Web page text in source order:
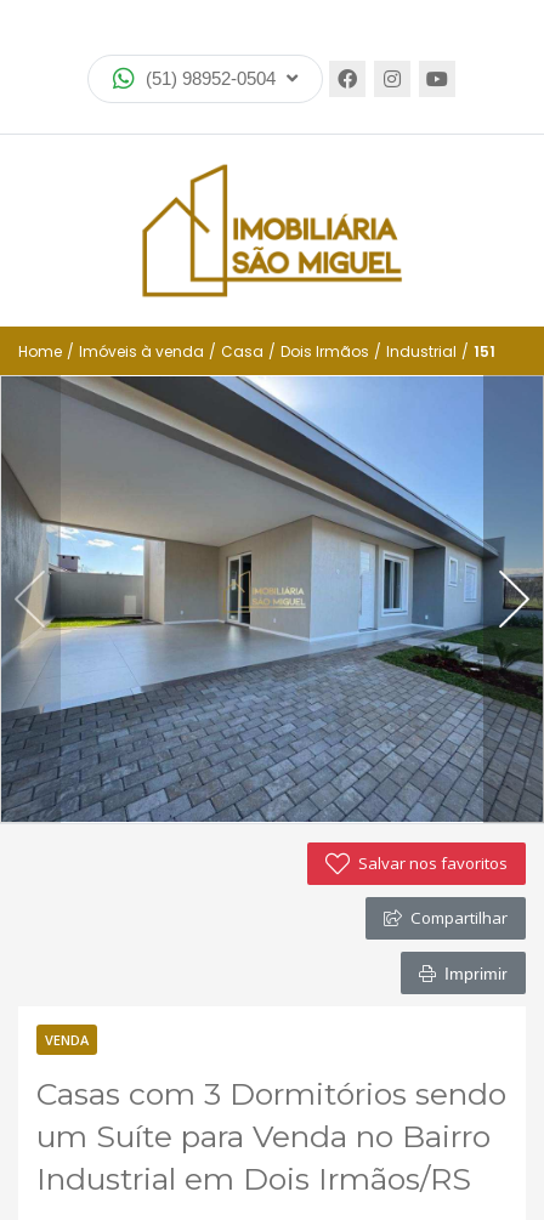
(51) 98952-0504
Imóveis
Encomende seu imóvel
Financiamento
Negocie seu imóvel
Simulador de financiamento
Negocie seu imóvel
Imóveis favoritos
Contato
Home / Imóveis à venda / Casa / Dois Irmãos / Industrial / 151
Salvar nos favoritos
Compartilhar
Imprimir
VENDA
Casas com 3 Dormitórios sendo
um Suíte para Venda no Bairro
Industrial em Dois Irmãos/RS